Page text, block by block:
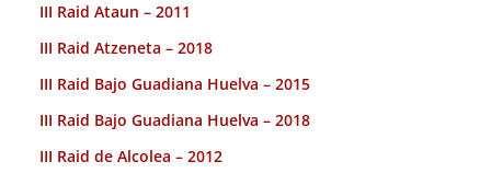
III Raid Ataun – 2011
III Raid Atzeneta – 2018
III Raid Bajo Guadiana Huelva – 2015
III Raid Bajo Guadiana Huelva – 2018
III Raid de Alcolea – 2012